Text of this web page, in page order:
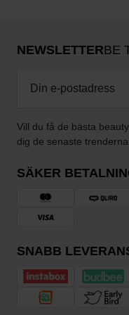
NEWSLETTERBE
Vill du få de bästa
dig de senaste
SÄKER
SNABB